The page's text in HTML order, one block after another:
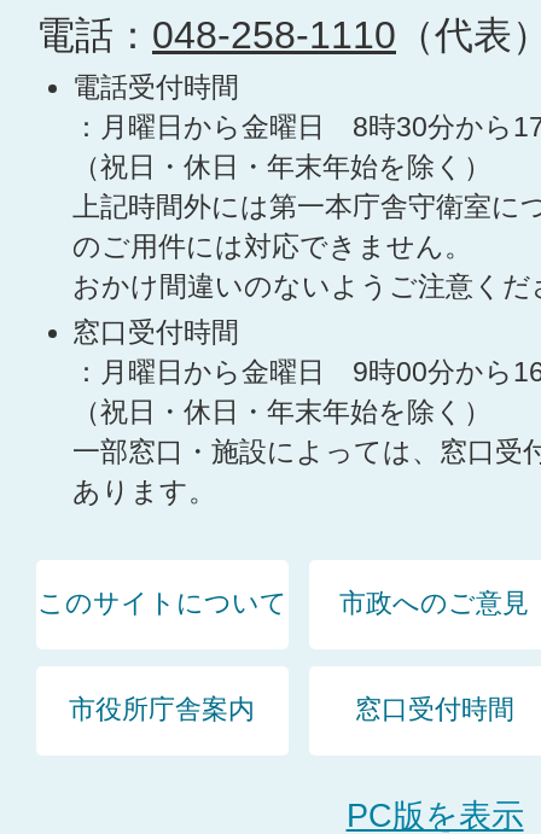
電話： 048-258-1110 （代表
電話受付時間
：月曜日から金曜日 8時30分から
（祝日・休日・年末年始を除く）
上記時間外には第一本庁舎守衛室
のご用件には対応できません。
おかけ間違いのないようご注意くだ
窓口受付時間
：月曜日から金曜日 9時00分から
（祝日・休日・年末年始を除く）
一部窓口・施設によっては、窓口受
あります。
このサイトについて 市政へのご意見
市役所庁舎案内 窓口受付時間
PC版を表示